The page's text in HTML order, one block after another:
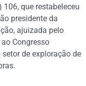
que restabeleceu
presidente da
ajuizada pelo
Congresso
de exploração de